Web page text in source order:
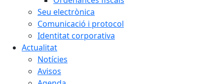
Seu electrònica
Comunicació i protocol
Identitat corporativa
Actualitat
Notícies
Avisos